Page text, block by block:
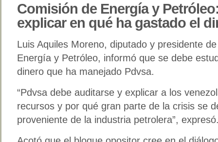
Comisión de Energía y
explicar en qué ha gastado el
Luis Aquiles Moreno, diputado y presidente
Energía y Petróleo, informó que se debe
dinero que ha manejado Pdvsa.
“Pdvsa debe auditarse y explicar a los
recursos y por qué gran parte de la crisis se
proveniente de la industria petrolera”,